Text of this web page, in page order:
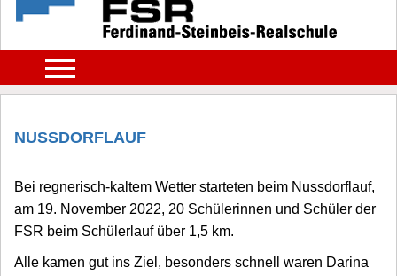
NUSSDORFLAUF
Bei regnerisch-kaltem Wetter starteten beim Nussdorflauf,
am 19. November 2022, 20 Schülerinnen und Schüler der
FSR beim Schülerlauf über 1,5 km.
Alle kamen gut ins Ziel, besonders schnell waren Darina